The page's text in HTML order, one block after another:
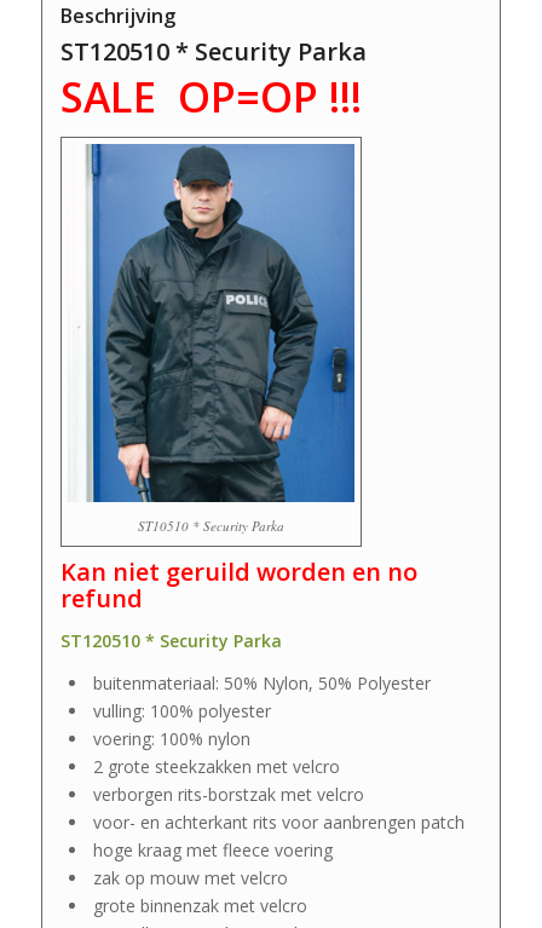
Beschrijving
ST120510 * Security Parka
SALE OP=OP !!!
ST10510 * Security Parka
Kan niet geruild worden en no
refund
ST120510 * Security Parka
buitenmateriaal: 50% Nylon, 50% Polyester
vulling: 100% polyester
voering: 100% nylon
2 grote steekzakken met velcro
verborgen rits-borstzak met velcro
voor- en achterkant rits voor aanbrengen patch
hoge kraag met fleece voering
zak op mouw met velcro
grote binnenzak met velcro